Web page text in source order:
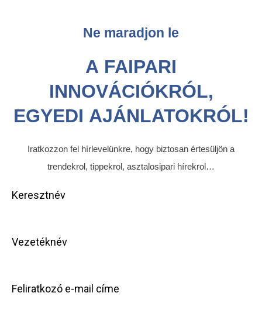
Ne maradjon le
A FAIPARI
INNOVÁCIÓKRÓL,
EGYEDI AJÁNLATOKRÓL!
Iratkozzon fel hírlevelünkre, hogy biztosan értesüljön a
trendekrol, tippekrol, asztalosipari hírekrol…
Keresztnév
Vezetéknév
Feliratkozó e-mail címe